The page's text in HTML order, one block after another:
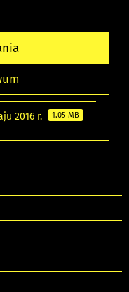
2016 r. 1.05 MB